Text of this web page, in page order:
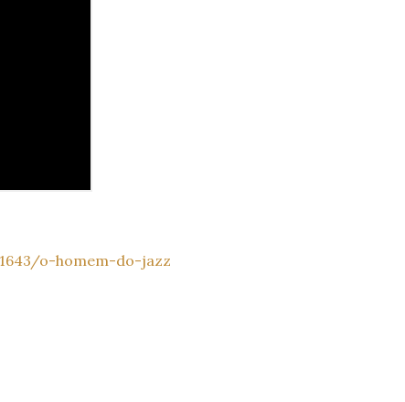
o-homem-do-jazz